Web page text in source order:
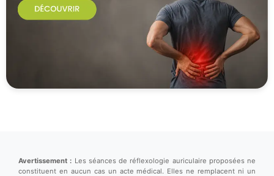
Avertissement : Les séances de réflexologie auriculaire proposées ne
constituent en aucun cas un acte médical. Elles ne remplacent ni un